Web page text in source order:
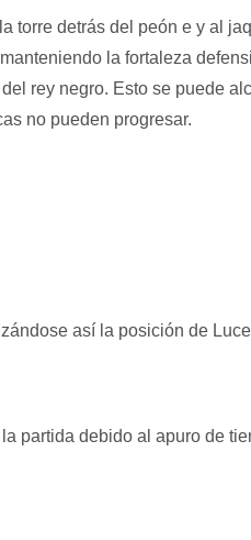
torre detrás del peón e y al
la fortaleza
rey negro. Esto se puede
no pueden progresar.
así la posición de
partida debido al apuro de